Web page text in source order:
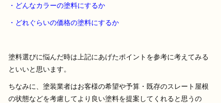
・どんなカラーの塗料にするか
・どれぐらいの価格の塗料にするか
塗料選びに悩んだ時は上記にあげたポイントを参考に考えてみる
といいと思います。
ちなみに、塗装業者はお客様の希望や予算・既存のスレート屋根
の状態などを考慮してより良い塗料を提案してくれると思うの